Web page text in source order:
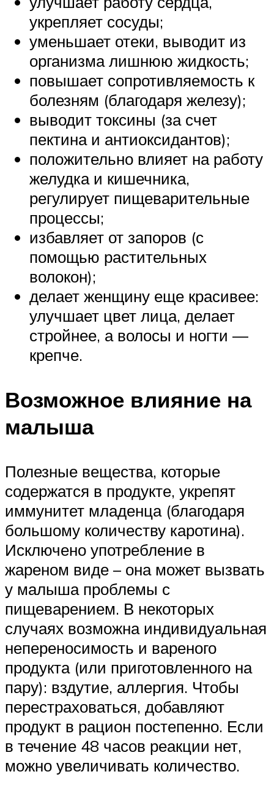
укрепляет сосуды;
уменьшает отеки, выводит из
организма лишнюю жидкость;
повышает сопротивляемость к
болезням (благодаря железу);
выводит токсины (за счет
пектина и антиоксидантов);
положительно влияет на работу
желудка и кишечника,
регулирует пищеварительные
процессы;
избавляет от запоров (с
помощью растительных
волокон);
делает женщину еще красивее:
улучшает цвет лица, делает
стройнее, а волосы и ногти —
крепче.
Возможное влияние на
малыша
Полезные вещества, которые
содержатся в продукте, укрепят
иммунитет младенца (благодаря
большому количеству каротина).
Исключено употребление в
жареном виде – она может вызвать
у малыша проблемы с
пищеварением. В некоторых
случаях возможна индивидуальная
непереносимость и вареного
продукта (или приготовленного на
пару): вздутие, аллергия. Чтобы
перестраховаться, добавляют
продукт в рацион постепенно. Если
в течение 48 часов реакции нет,
можно увеличивать количество.